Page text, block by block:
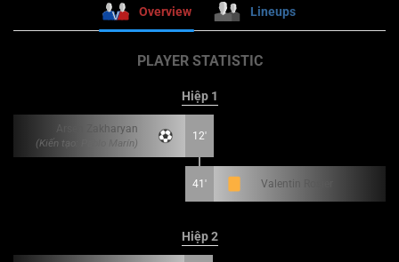
Overview Lineups
PLAYER STATISTIC
Hiệp 1
Arsen Zakharyan
(Kiến tạo: Pablo Marín)
12'
41' Valentin Rosier
Hiệp 2